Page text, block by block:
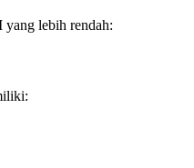
yang lebih rendah: